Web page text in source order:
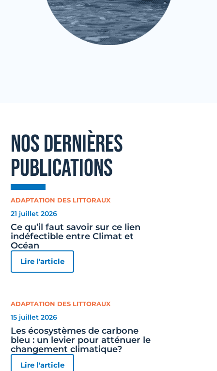
NOS DERNIÈRES
PUBLICATIONS
ADAPTATION DES LITTORAUX
21 juillet 2026
Ce qu’il faut savoir sur ce lien
indéfectible entre Climat et
Océan
Lire l'article
ADAPTATION DES LITTORAUX
15 juillet 2026
Les écosystèmes de carbone
bleu : un levier pour atténuer le
changement climatique?
Lire l'article